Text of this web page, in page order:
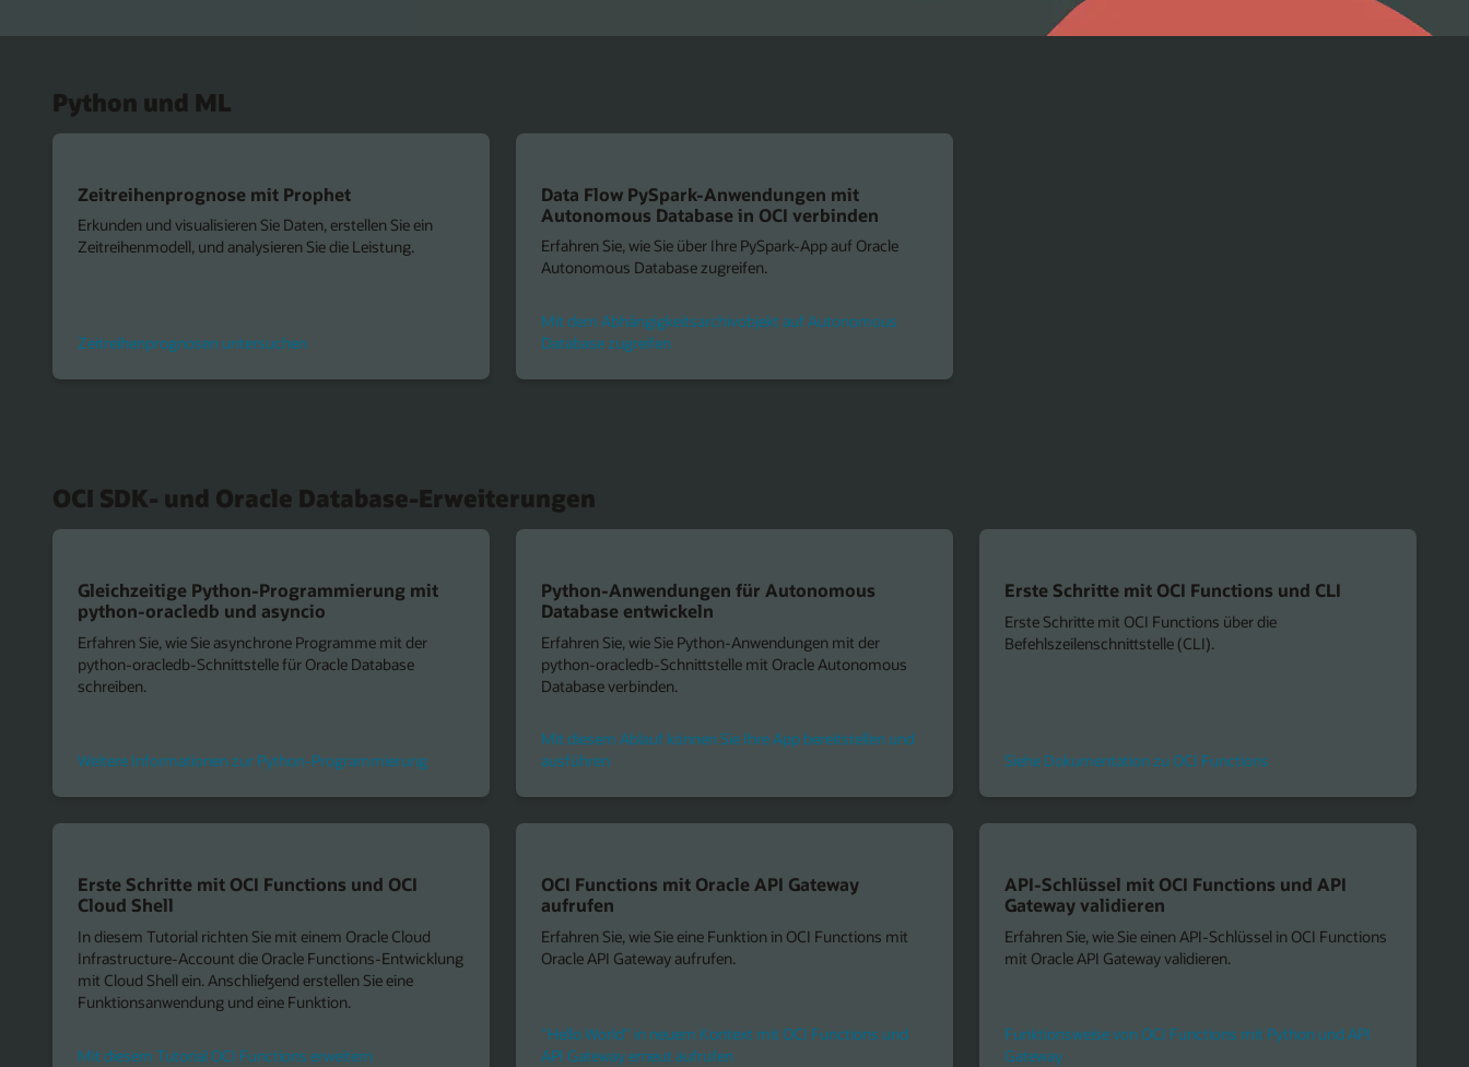
Python und ML
Zeitreihenprognose mit Prophet
Erkunden und visualisieren Sie Daten, erstellen Sie ein
Zeitreihenmodell, und analysieren Sie die Leistung.
Zeitreihenprognosen untersuchen
Data Flow PySpark-Anwendungen mit
Autonomous Database in OCI verbinden
Erfahren Sie, wie Sie über Ihre PySpark-App auf Oracle
Autonomous Database zugreifen.
Mit dem Abhängigkeitsarchivobjekt auf Autonomous
Database zugreifen
OCI SDK- und Oracle Database-Erweiterungen
Gleichzeitige Python-Programmierung mit
python-oracledb und asyncio
Erfahren Sie, wie Sie asynchrone Programme mit der
python-oracledb-Schnittstelle für Oracle Database
schreiben.
Weitere Informationen zur Python-Programmierung
Python-Anwendungen für Autonomous
Database entwickeln
Erfahren Sie, wie Sie Python-Anwendungen mit der
python-oracledb-Schnittstelle mit Oracle Autonomous
Database verbinden.
Mit diesem Ablauf können Sie Ihre App bereitstellen und
ausführen
Erste Schritte mit OCI Functions und CLI
Erste Schritte mit OCI Functions über die
Befehlszeilenschnittstelle (CLI).
Siehe Dokumentation zu OCI Functions
Erste Schritte mit OCI Functions und OCI
Cloud Shell
In diesem Tutorial richten Sie mit einem Oracle Cloud
Infrastructure-Account die Oracle Functions-Entwicklung
mit Cloud Shell ein. Anschließend erstellen Sie eine
Funktionsanwendung und eine Funktion.
Mit diesem Tutorial OCI Functions erweitern
OCI Functions mit Oracle API Gateway
aufrufen
Erfahren Sie, wie Sie eine Funktion in OCI Functions mit
Oracle API Gateway aufrufen.
"Hello World" in neuem Kontext mit OCI Functions und
API Gateway erneut aufrufen
API-Schlüssel mit OCI Functions und API
Gateway validieren
Erfahren Sie, wie Sie einen API-Schlüssel in OCI Functions
mit Oracle API Gateway validieren.
Funktionsweise von OCI Functions mit Python und API
Gateway